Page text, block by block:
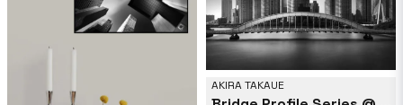
AKIRA TAKAUE